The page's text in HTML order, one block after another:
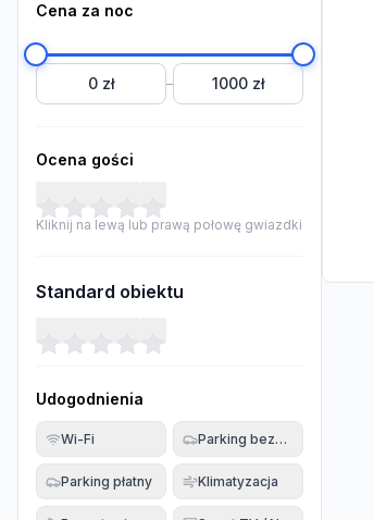
Cena za noc
0 zł – 1000 zł
Ocena gości
Kliknij na lewą lub prawą połowę gwiazdki
Standard obiektu
Udogodnienia
Wi-Fi Parking bezpłatny
Parking płatny Klimatyzacja